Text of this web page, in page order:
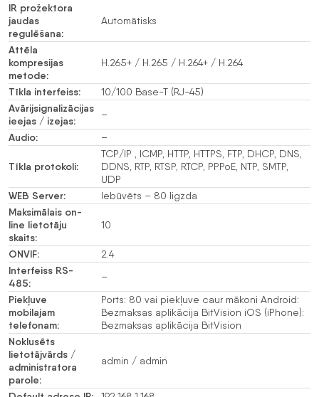
IR prožektora
jaudas
regulēšana:
Automātisks
Attēla
kompresijas
metode:
H.265+ / H.265 / H.264+ / H.264
Tīkla interfeiss: 10/100 Base-T (RJ-45)
Avārijsignalizācijas
ieejas / izejas:
–
Audio: –
Tīkla protokoli:
TCP/IP , ICMP, HTTP, HTTPS, FTP, DHCP, DNS,
DDNS, RTP, RTSP, RTCP, PPPoE, NTP, SMTP,
UDP
WEB Server: Iebūvēts – 80 ligzda
Maksimālais on-
line lietotāju
skaits:
10
ONVIF: 2.4
Interfeiss RS-
485:
–
Piekļuve
mobilajam
telefonam:
Ports: 80 vai piekļuve caur mākoni Android:
Bezmaksas aplikācija BitVision iOS (iPhone):
Bezmaksas aplikācija BitVision
Noklusēts
lietotājvārds /
administratora
parole:
admin / admin